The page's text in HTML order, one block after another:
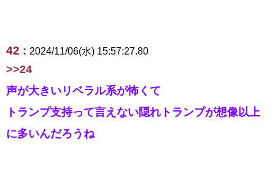
42 : 2024/11/06(水) 15:57:27.80
>>24
声が大きいリベラル系が怖くて
トランプ支持って言えない隠れトランプが想像以上
に多いんだろうね